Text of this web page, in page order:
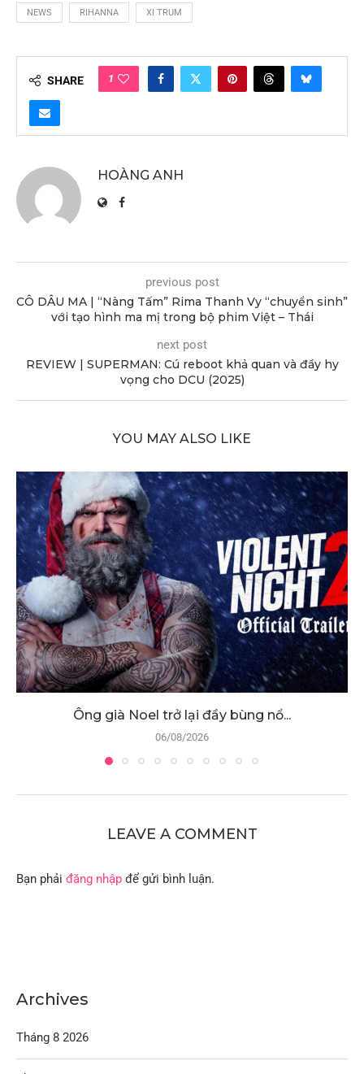
NEWS RIHANNA XI TRUM
SHARE 1
HOÀNG ANH
previous post
CÔ DÂU MA | “Nàng Tấm” Rima Thanh Vy “chuyển sinh”
với tạo hình ma mị trong bộ phim Việt – Thái
next post
REVIEW | SUPERMAN: Cú reboot khả quan và đầy hy
vọng cho DCU (2025)
YOU MAY ALSO LIKE
Ông già Noel trở lại đầy bùng nổ...
06/08/2026
LEAVE A COMMENT
Bạn phải đăng nhập để gửi bình luận.
Archives
Tháng 8 2026